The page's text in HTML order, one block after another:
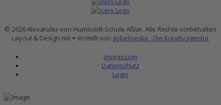
© 2026 Alexander-von-Humboldt-Schule Aßlar. Alle Rechte vorbehalten
Layout & Design mit♥ erstellt von göbelmedia - Die Kreativagentur
Impressum
Datenschutz
Login